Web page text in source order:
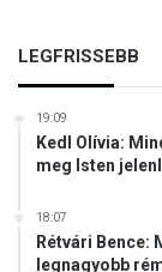
k
e
l
í
LEGFRISSEBB
19:09
Kedl Olívia:
meg Isten
18:07
Rétvári Bence:
legnagyobb